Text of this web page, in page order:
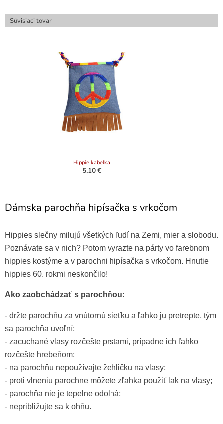
Súvisiaci tovar
Hippie kabelka
5,10 €
Dámska parochňa hipísačka s vrkočom
Hippies slečny milujú všetkých ľudí na Zemi, mier a slobodu.
Poznávate sa v nich? Potom vyrazte na párty vo farebnom
hippies kostýme a v parochni hipísačka s vrkočom. Hnutie
hippies 60. rokmi neskončilo!
Ako zaobchádzať s parochňou:
- držte parochňu za vnútornú sieťku a ľahko ju pretrepte, tým
sa parochňa uvoľní;
- zacuchané vlasy rozčešte prstami, prípadne ich ľahko
rozčešte hrebeňom;
- na parochňu nepoužívajte žehličku na vlasy;
- proti vlneniu parochne môžete zľahka použiť lak na vlasy;
- parochňa nie je tepelne odolná;
- nepribližujte sa k ohňu.